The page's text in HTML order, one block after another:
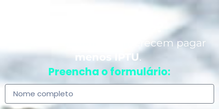
Os seus condôminos merecem pagar
menos IPTU.
Preencha o formulário: